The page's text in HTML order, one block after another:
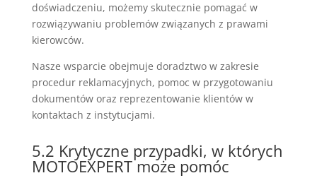
doświadczeniu, możemy skutecznie pomagać w
rozwiązywaniu problemów związanych z prawami
kierowców.
Nasze wsparcie obejmuje doradztwo w zakresie
procedur reklamacyjnych, pomoc w przygotowaniu
dokumentów oraz reprezentowanie klientów w
kontaktach z instytucjami.
5.2 Krytyczne przypadki, w których
MOTOEXPERT może pomóc